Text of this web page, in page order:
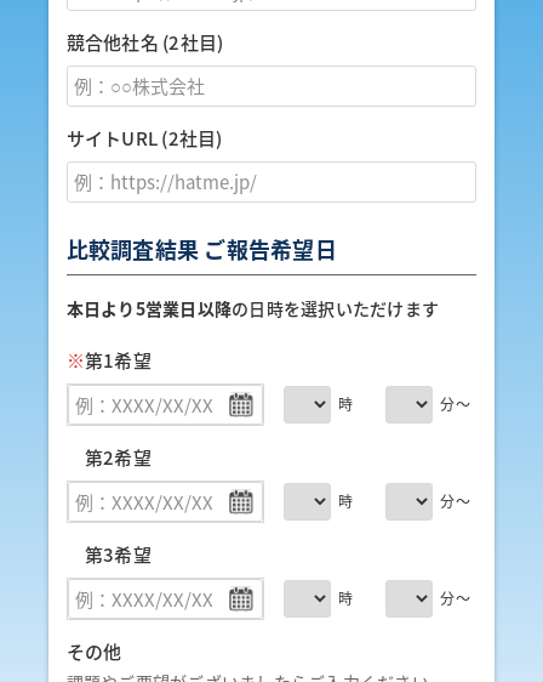
競合他社名 (2社目)
サイトURL (2社目)
比較調査結果 ご報告希望日
本日より5営業日以降の日時を選択いただけます
※第1希望
時 分～
第2希望
時 分～
第3希望
時 分～
その他